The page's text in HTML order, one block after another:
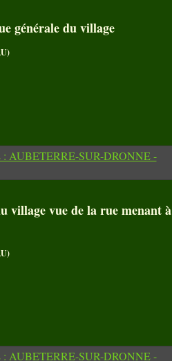
générale du village
village vue de la rue menant à